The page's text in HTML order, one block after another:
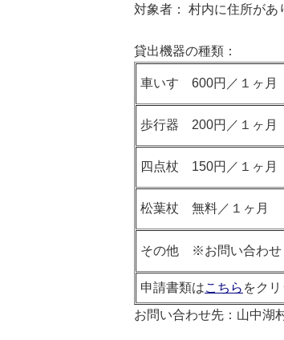
対象者： 村内に住所が
貸出機器の種類：
車いす 600円／１ヶ月
歩行器 200円／１ヶ月
四点杖 150円／１ヶ月
松葉杖 無料／１ヶ月
その他 ※お問い合わせ
申請書類はこちら をク
お問い合わせ先：山中湖